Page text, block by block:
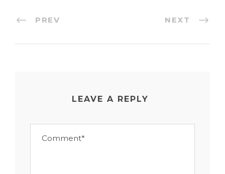
PREV NEXT
LEAVE A REPLY